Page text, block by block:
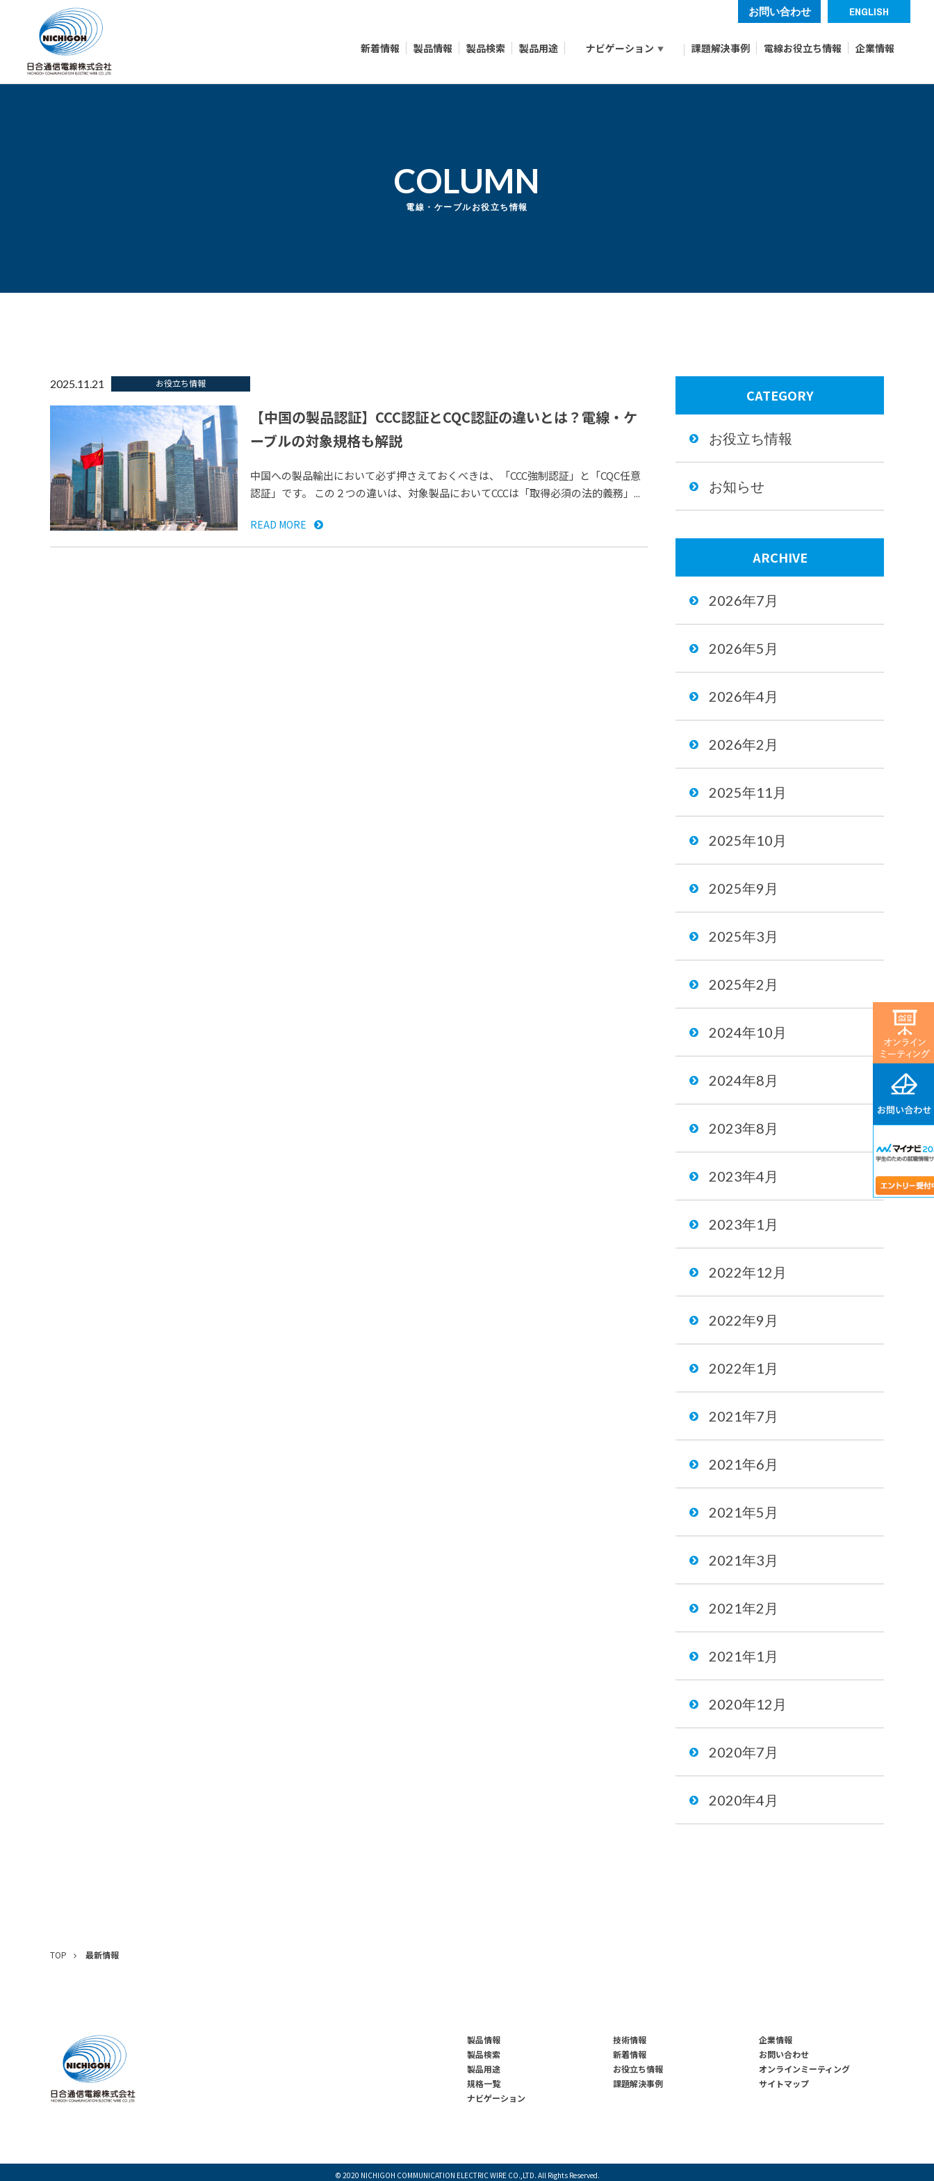
新着情報 製品情報 製品検索 製品用途 ナビゲーション 課題解決事例 電線お役立ち情報 企業情報
お問い合わせ ENGLISH
COLUMN
電線・ケーブルお役立ち情報
2025.11.21 お役立ち情報
【中国の製品認証】CCC認証とCQC認証の違いとは？電線・ケ
ーブルの対象規格も解説
中国への製品輸出において必ず押さえておくべきは、「CCC強制認証」と「CQC任意
認証」です。 この２つの違いは、対象製品においてCCCは「取得必須の法的義務」...
READ MORE
CATEGORY
お役立ち情報
お知らせ
ARCHIVE
2026年7月
2026年5月
2026年4月
2026年2月
2025年11月
2025年10月
2025年9月
2025年3月
2025年2月
2024年10月
2024年8月
2023年8月
2023年4月
2023年1月
2022年12月
2022年9月
2022年1月
2021年7月
2021年6月
2021年5月
2021年3月
2021年2月
2021年1月
2020年12月
2020年7月
2020年4月
TOP 最新情報
製品情報
製品検索
製品用途
規格一覧
ナビゲーション
技術情報
新着情報
お役立ち情報
課題解決事例
企業情報
お問い合わせ
オンラインミーティング
サイトマップ
© 2020 NICHIGOH COMMUNICATION ELECTRIC WIRECO.,LTD. All Rights Reserved.